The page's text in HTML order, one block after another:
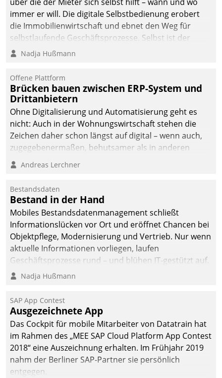
immer er will. Die digitale Selbstbedienung erobert
die Immobilienwirtschaft und ebnet den Weg für
selbstlaufende Geschäftsprozesse. Selbst ist der
Kunde und smart der Serviceanbieter.
Nadja Hußmann
Offene Plattform
Brücken bauen zwischen ERP-System und
Drittanbietern
Ohne Digitalisierung und Automatisierung geht es
nicht: Auch in der Wohnungswirtschaft stehen die
Zeichen daher schon längst auf digital – wenn auch,
zugegebenermaßen, behutsamer als in anderen
Branchen.
Andreas Lerchner
Bestandsdaten
Bestand in der Hand
Mobiles Bestandsdatenmanagement schließt
Informationslücken vor Ort und eröffnet Chancen bei
Objektpflege, Modernisierung und Vertrieb. Nur wenn
aktuelle Informationen vorliegen, laufen
Geschäftsprozesse rund – und blühen IT-gestützt auf.
Nadja Hußmann
SAP App Contest
Ausgezeichnete App
Das Cockpit für mobile Mitarbeiter von Datatrain hat
im Rahmen des „MEE SAP Cloud Platform App Contest
2018“ eine Auszeichnung erhalten. Im Frühjahr 2019
nahm der Berliner SAP-Partner sie persönlich
entgegen.